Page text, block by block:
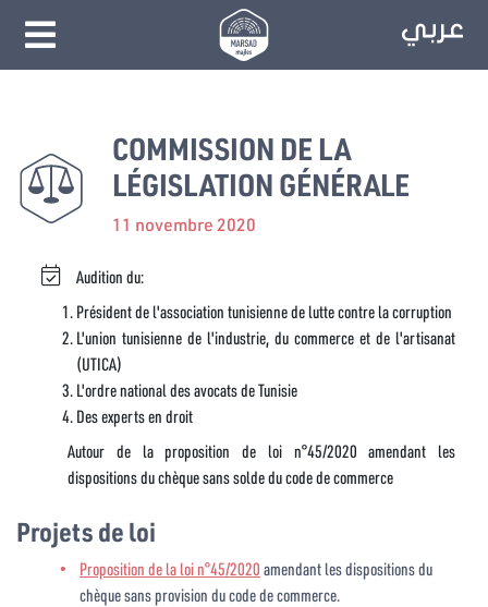
COMMISSION DE LA
LÉGISLATION GÉNÉRALE
11 novembre 2020
Audition du:
Président de l'association tunisienne de lutte contre la corruption
L'union tunisienne de l'industrie, du commerce et de l'artisanat
(UTICA)
L'ordre national des avocats de Tunisie
Des experts en droit
Autour de la proposition de loi n°45/2020 amendant les
dispositions du chèque sans solde du code de commerce
Projets de loi
Proposition de la loi n°45/2020amendant les dispositions du
chèque sans provision du code de commerce.